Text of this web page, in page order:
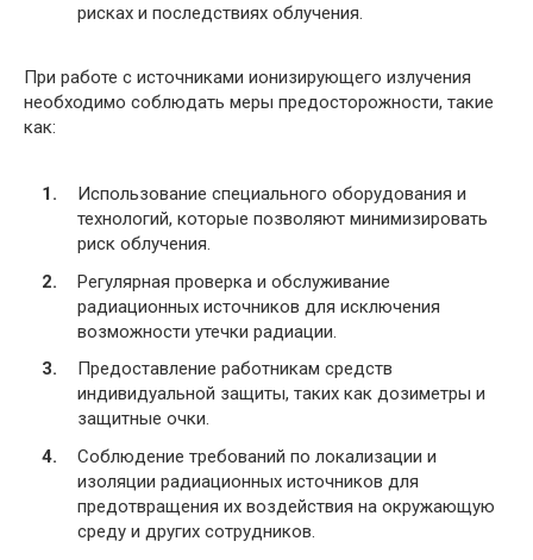
рисках и последствиях облучения.
При работе с источниками ионизирующего излучения
необходимо соблюдать меры предосторожности, такие
как:
Использование специального оборудования и
технологий, которые позволяют минимизировать
риск облучения.
Регулярная проверка и обслуживание
радиационных источников для исключения
возможности утечки радиации.
Предоставление работникам средств
индивидуальной защиты, таких как дозиметры и
защитные очки.
Соблюдение требований по локализации и
изоляции радиационных источников для
предотвращения их воздействия на окружающую
среду и других сотрудников.